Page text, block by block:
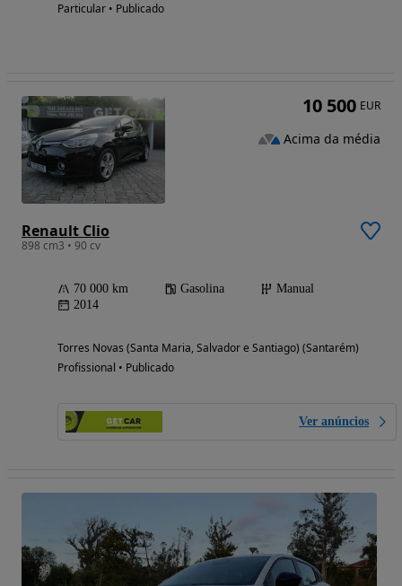
Particular • Publicado
Renault Clio
898 cm3 • 90 cv
70 000 km Gasolina
Manual
2014
Torres Novas (Santa Maria, Salvador e Santiago) (Santarém)
Profissional • Publicado
Ver anúncios
10 500 EUR
Acima da média